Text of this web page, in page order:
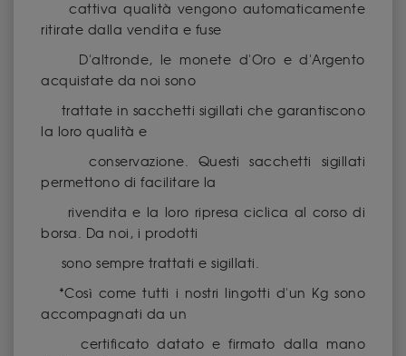
cattiva qualità vengono automaticamente
ritirate dalla vendita e fuse
D'altronde, le monete d'Oro e d'Argento
acquistate da noi sono
trattate in sacchetti sigillati che garantiscono
la loro qualità e
conservazione. Questi sacchetti sigillati
permettono di facilitare la
rivendita e la loro ripresa ciclica al corso di
borsa. Da noi, i prodotti
sono sempre trattati e sigillati.
*Così come tutti i nostri lingotti d'un Kg sono
accompagnati da un
certificato datato e firmato dalla mano